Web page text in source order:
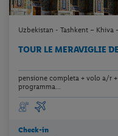
Uzbekistan - Tashkent – Khiva
TOUR LE MERAVIGLIE
pensione completa + volo a/r
programma...
Check-in